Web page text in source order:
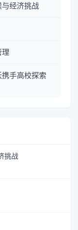
经济挑战
手高校探索
挑战